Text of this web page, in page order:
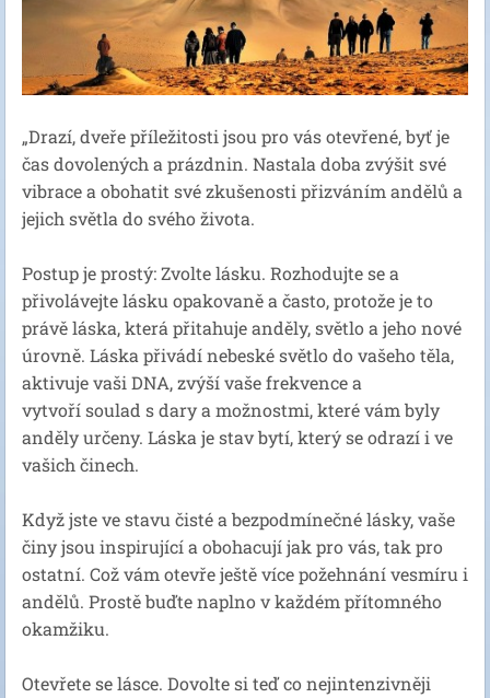
„Drazí, dveře příležitosti jsou pro vás otevřené, byť je
čas dovolených a prázdnin. Nastala doba zvýšit své
vibrace a obohatit své zkušenosti přizváním andělů a
jejich světla do svého života.
Postup je prostý: Zvolte lásku. Rozhodujte se a
přivolávejte lásku opakovaně a často, protože je to
právě láska, která přitahuje anděly, světlo a jeho nové
úrovně. Láska přivádí nebeské světlo do vašeho těla,
aktivuje vaši DNA, zvýší vaše frekvence a
vytvoří soulad s dary a možnostmi, které vám byly
anděly určeny. Láska je stav bytí, který se odrazí i ve
vašich činech.
Když jste ve stavu čisté a bezpodmínečné lásky, vaše
činy jsou inspirující a obohacují jak pro vás, tak pro
ostatní. Což vám otevře ještě více požehnání vesmíru i
andělů. Prostě buďte naplno v každém přítomného
okamžiku.
Otevřete se lásce. Dovolte si teď co nejintenzivněji